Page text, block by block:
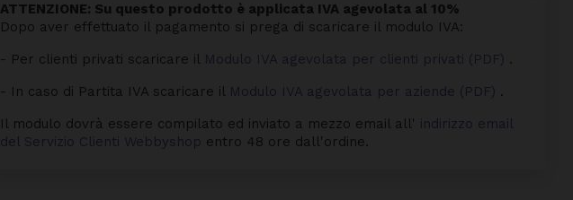
ATTENZIONE: Su questo prodotto è applicata IVA agevolata al 10%
Dopo aver effettuato il pagamento si prega di scaricare il modulo IVA:
- Per clienti privati scaricare il Modulo IVA agevolata per clienti privati (PDF) .
- In caso di Partita IVA scaricare il Modulo IVA agevolata per aziende (PDF) .
Il modulo dovrà essere compilato ed inviato a mezzo email all' indirizzo email
del Servizio Clienti Webbyshop entro 48 ore dall'ordine.